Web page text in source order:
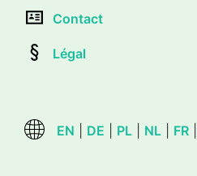
Contact
Légal
EN DE PL NL FR